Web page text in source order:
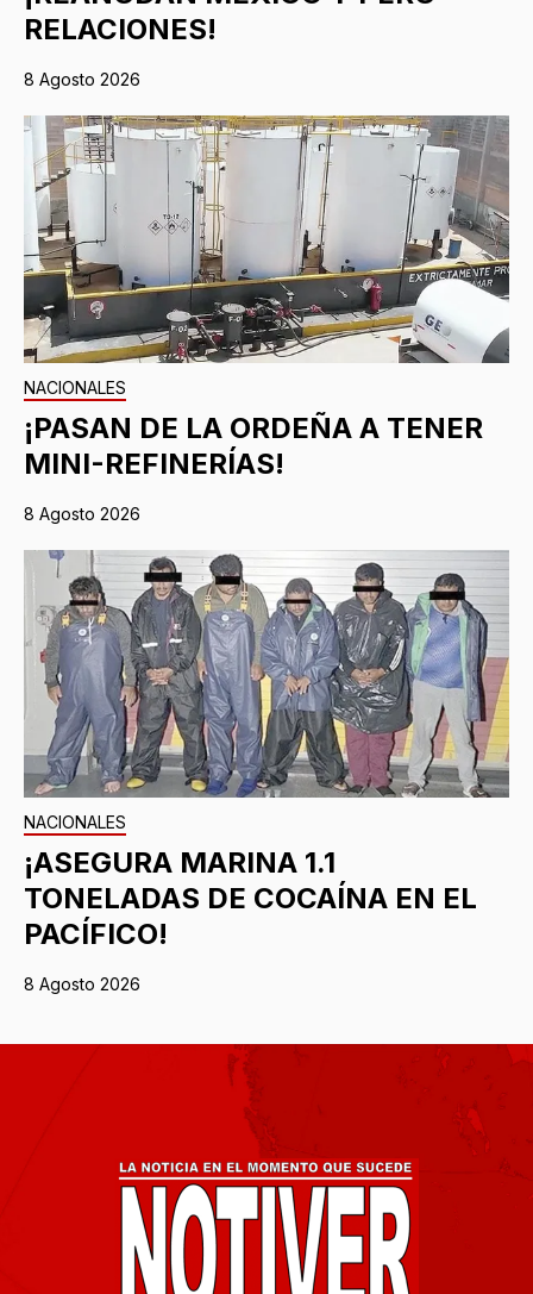
RELACIONES!
8 Agosto 2026
NACIONALES
¡PASAN DE LA ORDEÑA A TENER
MINI-REFINERÍAS!
8 Agosto 2026
NACIONALES
¡ASEGURA MARINA 1.1
TONELADAS DE COCAÍNA EN EL
PACÍFICO!
8 Agosto 2026